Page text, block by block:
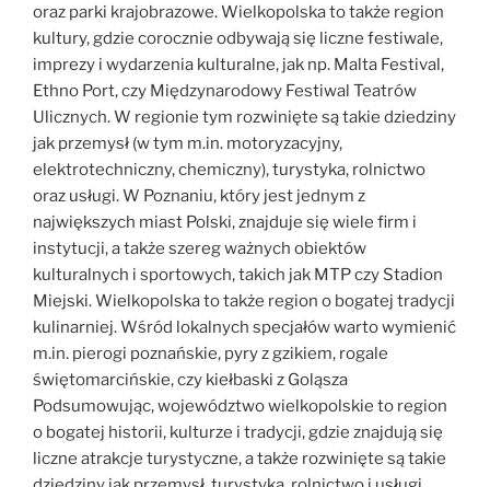
oraz parki krajobrazowe. Wielkopolska to także region
kultury, gdzie corocznie odbywają się liczne festiwale,
imprezy i wydarzenia kulturalne, jak np. Malta Festival,
Ethno Port, czy Międzynarodowy Festiwal Teatrów
Ulicznych. W regionie tym rozwinięte są takie dziedziny
jak przemysł (w tym m.in. motoryzacyjny,
elektrotechniczny, chemiczny), turystyka, rolnictwo
oraz usługi. W Poznaniu, który jest jednym z
największych miast Polski, znajduje się wiele firm i
instytucji, a także szereg ważnych obiektów
kulturalnych i sportowych, takich jak MTP czy Stadion
Miejski. Wielkopolska to także region o bogatej tradycji
kulinarniej. Wśród lokalnych specjałów warto wymienić
m.in. pierogi poznańskie, pyry z gzikiem, rogale
świętomarcińskie, czy kiełbaski z Goląsza
Podsumowując, województwo wielkopolskie to region
o bogatej historii, kulturze i tradycji, gdzie znajdują się
liczne atrakcje turystyczne, a także rozwinięte są takie